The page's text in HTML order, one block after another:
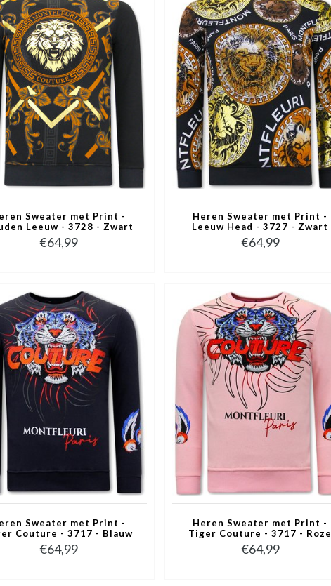
Sweater met Print -
Leeuw - 3728 - Zwart
€64,99
Heren Sweater met Print -
Leeuw Head - 3727 - Zwart
€64,99
Sweater met Print -
Couture - 3717 - Blauw
€64,99
Heren Sweater met Print -
Tiger Couture - 3717 - Roze
€64,99